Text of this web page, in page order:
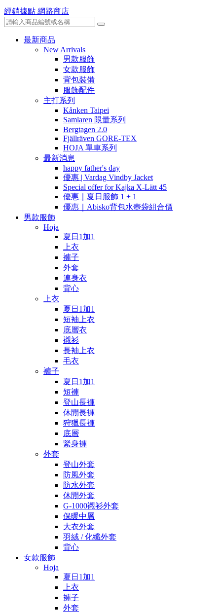
經銷據點 網路商店
最新商品
New Arrivals
男款服飾
女款服飾
背包裝備
服飾配件
主打系列
Kånken Taipei
Samlaren 限量系列
Bergtagen 2.0
Fjällräven GORE-TEX
HOJA 單車系列
最新消息
happy father's day
優惠 | Vardag Vindby Jacket
Special offer for Kajka X-Lätt 45
優惠｜夏日服飾 1 + 1
優惠｜Abisko背包水壺袋組合價
男款服飾
Hoja
夏日1加1
上衣
褲子
外套
連身衣
背心
上衣
夏日1加1
短袖上衣
底層衣
襯衫
長袖上衣
毛衣
褲子
夏日1加1
短褲
登山長褲
休閒長褲
狩獵長褲
底層
緊身褲
外套
登山外套
防風外套
防水外套
休閒外套
G-1000襯衫外套
保暖中層
大衣外套
羽絨 / 化纖外套
背心
女款服飾
Hoja
夏日1加1
上衣
褲子
外套